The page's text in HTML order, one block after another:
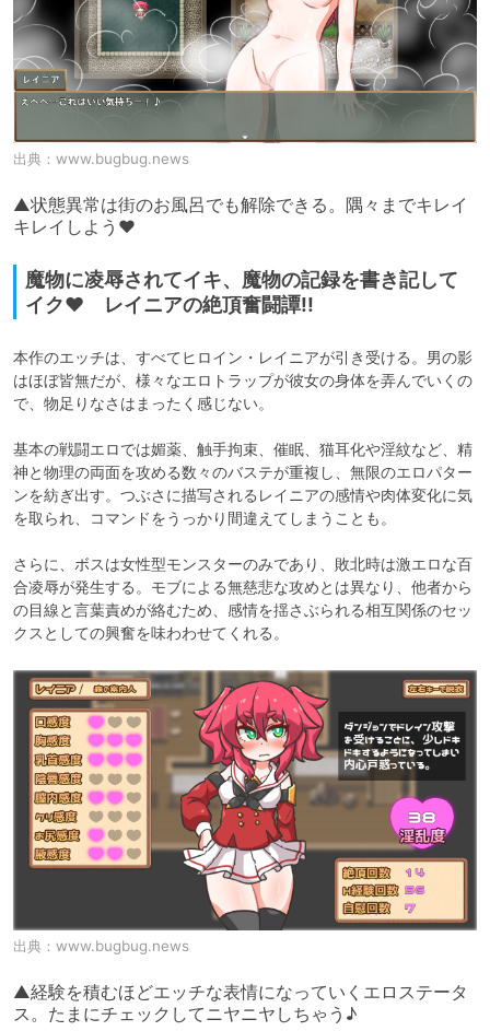
出典： www.bugbug.news
▲状態異常は街のお風呂でも解除できる。隅々までキレイ
キレイしよう♥
魔物に凌辱されてイキ、魔物の記録を書き記して
イク♥ レイニアの絶頂奮闘譚!!
本作のエッチは、すべてヒロイン・レイニアが引き受ける。男の影
はほぼ皆無だが、様々なエロトラップが彼女の身体を弄んでいくの
で、物足りなさはまったく感じない。
基本の戦闘エロでは媚薬、触手拘束、催眠、猫耳化や淫紋など、精
神と物理の両面を攻める数々のバステが重複し、無限のエロパター
ンを紡ぎ出す。つぶさに描写されるレイニアの感情や肉体変化に気
を取られ、コマンドをうっかり間違えてしまうことも。
さらに、ボスは女性型モンスターのみであり、敗北時は激エロな百
合凌辱が発生する。モブによる無慈悲な攻めとは異なり、他者から
の目線と言葉責めが絡むため、感情を揺さぶられる相互関係のセッ
クスとしての興奮を味わわせてくれる。
出典： www.bugbug.news
▲経験を積むほどエッチな表情になっていくエロステータ
ス。たまにチェックしてニヤニヤしちゃう♪